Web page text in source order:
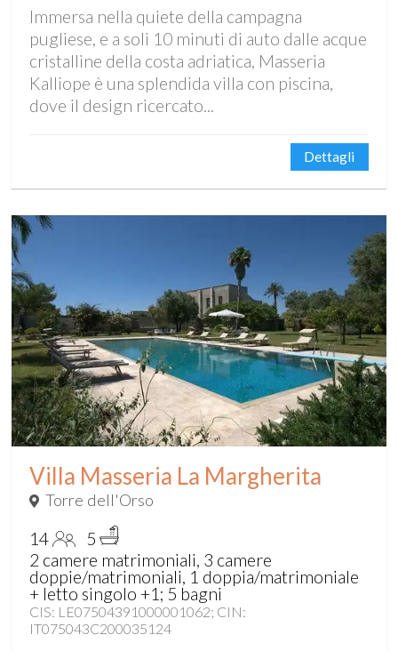
Immersa nella quiete della campagna
pugliese, e a soli 10 minuti di auto dalle acque
cristalline della costa adriatica, Masseria
Kalliope è una splendida villa con piscina,
dove il design ricercato...
Dettagli
Villa Masseria La Margherita
Torre dell'Orso
14
5
2 camere matrimoniali, 3 camere
doppie/matrimoniali, 1 doppia/matrimoniale
+ letto singolo +1; 5 bagni
CIS: LE07504391000001062; CIN:
IT075043C200035124